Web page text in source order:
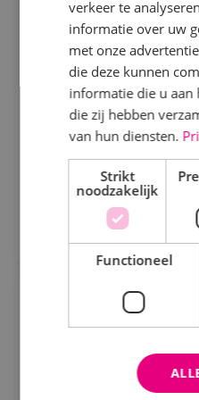
Staf
Uren
Fulltime
Parttime
MBO
Sprundel
Als servicemonteur of -
verantwoordelijk voor
en verhelpen van
beveiligingsinstallaties.
Bekijk
Projectengineer
verkeer te
informatie over uw
met onze
die deze kunnen
informatie die u aan
die zij hebben
van hun diensten.
Strikt
noodzakelijk
Functioneel